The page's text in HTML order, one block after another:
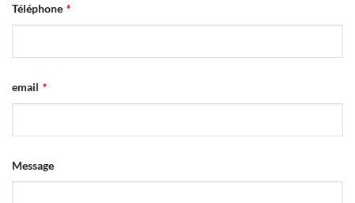
Téléphone *
email *
Message